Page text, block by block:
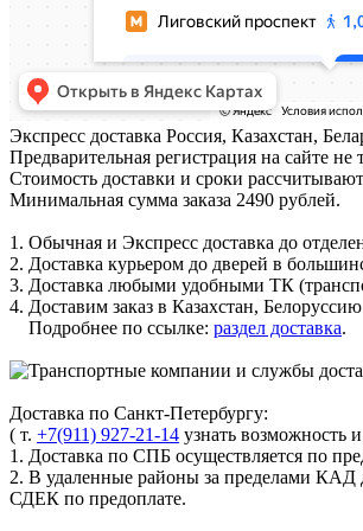
Экспресс доставка Россия, Казахстан,
Предварительная регистрация на сайте не
Стоимость доставки и сроки
Минимальная сумма заказа 2490 рублей.
1. Обычная и Экспресс доставка до
2. Доставка курьером до дверей в
3. Доставка любыми удобными ТК
4. Доставим заказ в Казахстан,
Подробнее по ссылке: раздел доставка.
Доставка по Санкт-Петербургу:
( т. +7(911) 927-21-14 узнать возможность
1. Доставка по СПБ осуществляется по
2. В удаленные районы за пределами КАД
СДЕК по предоплате.